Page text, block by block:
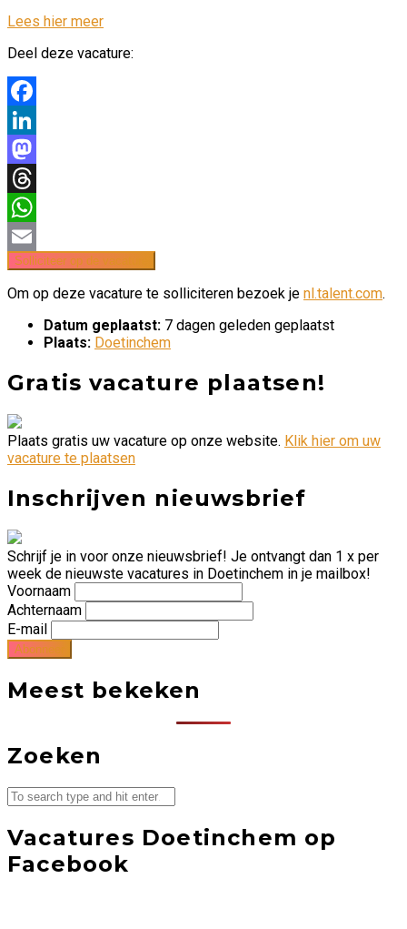
Lees hier meer
Deel deze vacature:
Facebook
LinkedIn
Mastodon
Threads
WhatsApp
Email
Om op deze vacature te solliciteren bezoek je nl.talent.com.
Datum geplaatst: 7 dagen geleden geplaatst
Plaats: Doetinchem
Gratis vacature plaatsen!
Plaats gratis uw vacature op onze website. Klik hier om uw
vacature te plaatsen
Inschrijven nieuwsbrief
Schrijf je in voor onze nieuwsbrief! Je ontvangt dan 1 x per
week de nieuwste vacatures in Doetinchem in je mailbox!
Voornaam
Achternaam
E-mail
Meest bekeken
Zoeken
Vacatures Doetinchem op
Facebook